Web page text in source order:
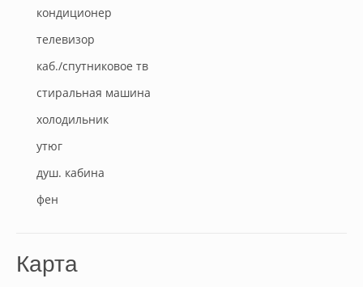
кондиционер
телевизор
каб./спутниковое тв
стиральная машина
холодильник
утюг
душ. кабина
фен
Карта